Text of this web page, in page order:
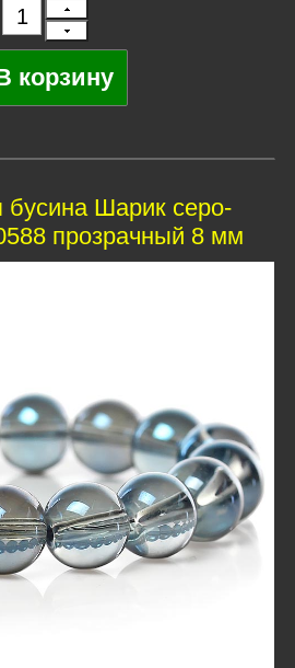
бусина Шарик серо-
прозрачный 8 мм